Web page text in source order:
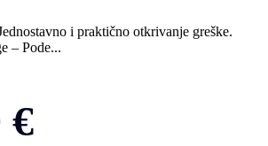
i praktično otkrivanje greške.
– Pode...
€